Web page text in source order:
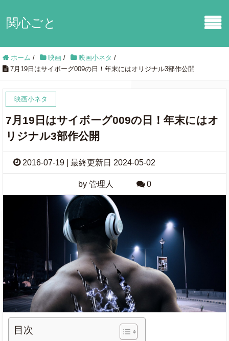
関心ごと
ホーム / 映画 / 映画小ネタ /
7月19日はサイボーグ009の日！年末にはオリジナル3部作公開
映画小ネタ
7月19日はサイボーグ009の日！年末にはオ
リジナル3部作公開
2016-07-19 | 最終更新日 2024-05-02
by 管理人 0
目次